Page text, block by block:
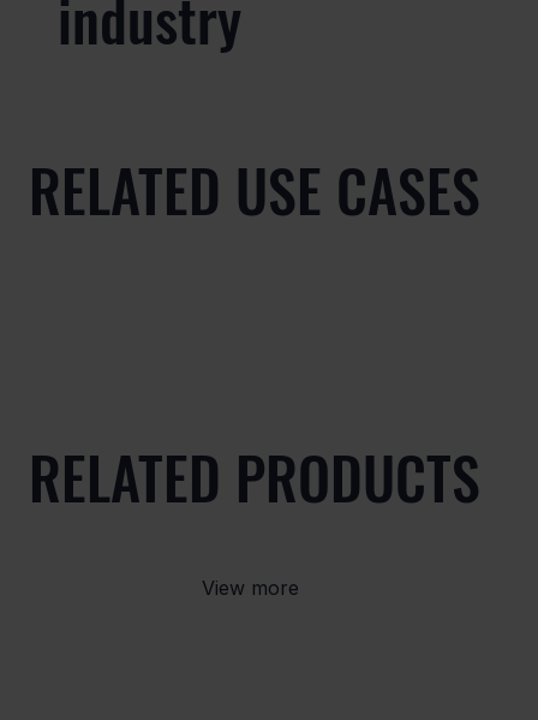
industry
RELATED USE CASES
RELATED PRODUCTS
View more